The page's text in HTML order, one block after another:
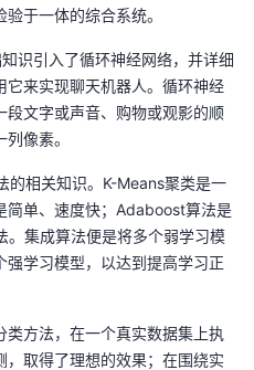
于一体的综合系统。
引入了循环神经网络，并详细
它来实现聊天机器人。循环神经
段文字或声音、购物或观影的顺
像素。
相关知识。K-Means聚类是一
简单、速度快；Adaboost算法是
集成算法便是将多个弱学习模
学习模型，以达到提高学习正
方法，在一个真实数据集上执
取得了理想的效果；在围绕实